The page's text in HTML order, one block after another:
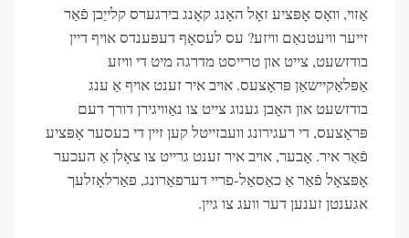
אַזוי, וואָס אָפּציע זאָל האָנג קאָנג בירגערס קלייַבן פֿאַר
זייער וויעטנאַם וויזע? עס לעסאָף דעפּענדס אויף דיין
בודזשעט, צייט און טרייסט מדרגה מיט די וויזע
אַפּלאַקיישאַן פּראָצעס. אויב איר זענט אויף אַ ענג
בודזשעט און האָבן גענוג צייט צו נאַוויגירן דורך דעם
פּראָצעס, די רעגירונג וועבזייטל קען זיין די בעסער אָפּציע
פֿאַר איר. אָבער, אויב איר זענט גרייט צו צאָלן אַ העכער
אָפּצאָל פֿאַר אַ כאַסאַל-פריי דערפאַרונג, פאַרלאָזלעך
אגענטן זענען דער וועג צו גיין.